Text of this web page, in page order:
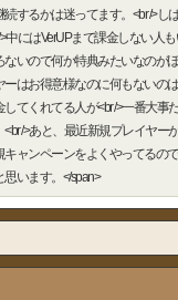
するかは迷ってます。<br />し
中にはVerUPまで課金しない人
いので何か特典みたいなのが
はお得意様なのに何もないの
てくれてる人が<br />一番大事
/>あと、最近新規プレイヤー
ャンペーンをよくやってるの
います。</span>